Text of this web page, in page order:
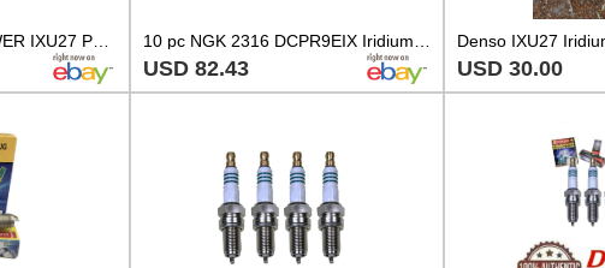
DENSO IRIDIUM POWER IXU27 Part Number 025-005-0270000 Spark Plug 10 pc NGK 2316 DCPR9EIX Iridium IX Spark Plugs for XU27EPR-ZU RA59PP RA4HCX fo
USD 82.43 USD 30.00